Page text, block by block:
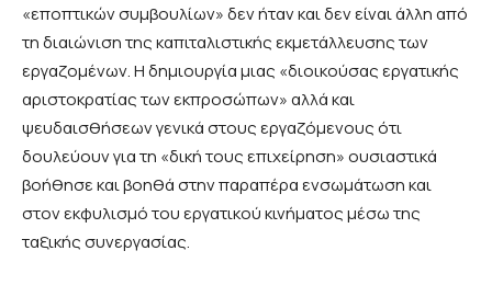
«εποπτικών συμβουλίων» δεν ήταν και δεν είναι άλλη από
τη διαιώνιση της καπιταλιστικής εκμετάλλευσης των
εργαζομένων. Η δημιουργία μιας «διοικούσας εργατικής
αριστοκρατίας των εκπροσώπων» αλλά και
ψευδαισθήσεων γενικά στους εργαζόμενους ότι
δουλεύουν για τη «δική τους επιχείρηση» ουσιαστικά
βοήθησε και βοηθά στην παραπέρα ενσωμάτωση και
στον εκφυλισμό του εργατικού κινήματος μέσω της
ταξικής συνεργασίας.